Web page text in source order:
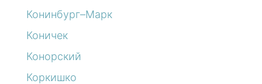
Конинбург–Марк
Коничек
Конорский
Коркишко